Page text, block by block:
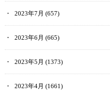
2023年7月 (657)
2023年6月 (665)
2023年5月 (1373)
2023年4月 (1661)